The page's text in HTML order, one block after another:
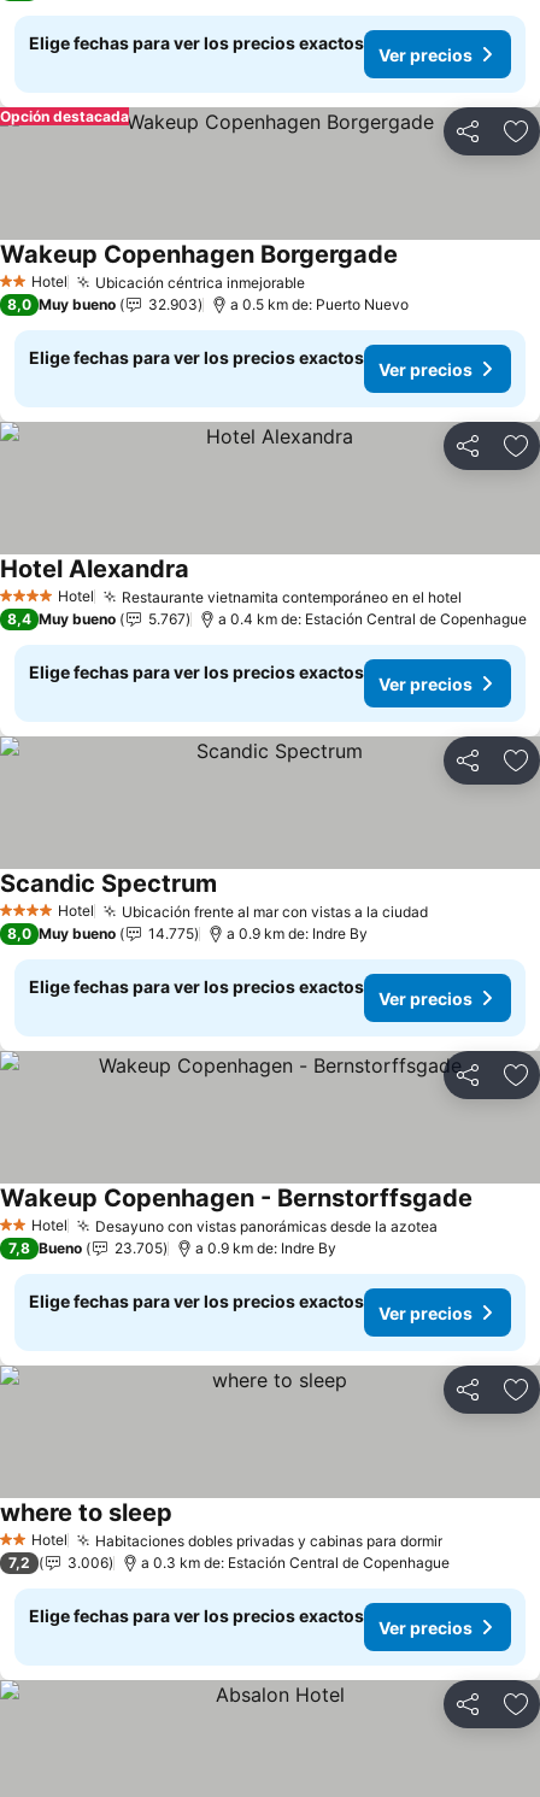
Elige fechas para ver los precios exactos
Ver precios
Compartir
Opción destacada
2 Estrellas
Hotel Ubicación céntrica inmejorableVer precios
Wakeup Copenhagen Borgergade
8,0 Muy bueno 32.903 a 0.5 km de: Puerto Nuevo
Elige fechas para ver los precios exactos
Ver precios
Compartir
4 EstrellasHotel Restaurante vietnamita contemporáneo en el hotel
Hotel Alexandra
8,4 Muy bueno 5.767 a 0.4 km de: Estación Central de Copenhague
Elige fechas para ver los precios exactos
Ver precios
Compartir
4 EstrellasHotel Ubicación frente al mar con vistas a la ciudadVer precios
Scandic Spectrum
8,0 Muy bueno 14.775 a 0.9 km de: Indre By
Elige fechas para ver los precios exactos
Ver precios
Compartir
2 Estrellas
Hotel Desayuno con vistas panorámicas desde la azotea
Wakeup Copenhagen - Bernstorffsgade
7,8 Bueno 23.705 a 0.9 km de: Indre By
Elige fechas para ver los precios exactos
Ver precios
Compartir
2 Estrellas
Hotel Habitaciones dobles privadas y cabinas para dormirVer
where to sleep
7,2 3.006 a 0.3 km de: Estación Central de Copenhague
Elige fechas para ver los precios exactos
Ver precios
Compartir